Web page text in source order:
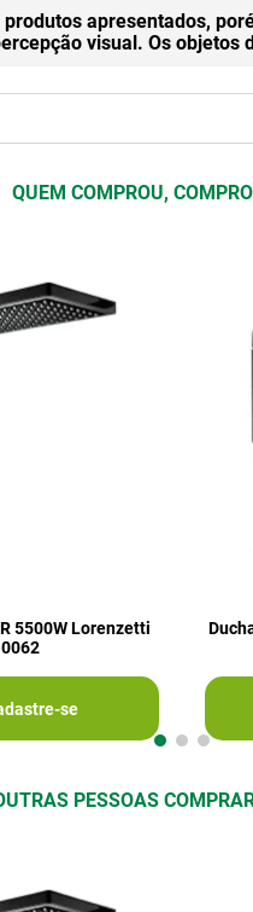
apresentados,
visual. Os
QUEM COMPROU,
5500W Lorenzetti
se
PESSOAS